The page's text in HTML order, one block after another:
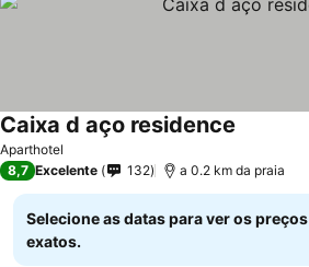
Aparthotel
Caixa d aço residence
8,7 Excelente 132 a 0.2 km da praia
Selecione as datas para ver os preços
exatos.